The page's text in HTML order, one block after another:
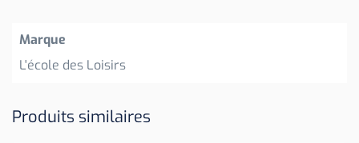
Marque
L'école des Loisirs
Produits similaires